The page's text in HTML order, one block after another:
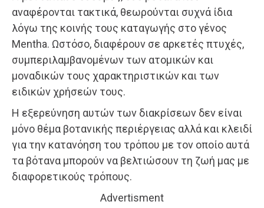
αναφέρονται τακτικά, θεωρούνται συχνά ίδια
λόγω της κοινής τους καταγωγής στο γένος
Mentha. Ωστόσο, διαφέρουν σε αρκετές πτυχές,
συμπεριλαμβανομένων των ατομικών και
μοναδικών τους χαρακτηριστικών και των
ειδικών χρήσεών τους.
Η εξερεύνηση αυτών των διακρίσεων δεν είναι
μόνο θέμα βοτανικής περιέργειας αλλά και κλειδί
για την κατανόηση του τρόπου με τον οποίο αυτά
τα βότανα μπορούν να βελτιώσουν τη ζωή μας με
διαφορετικούς τρόπους.
Advertisment